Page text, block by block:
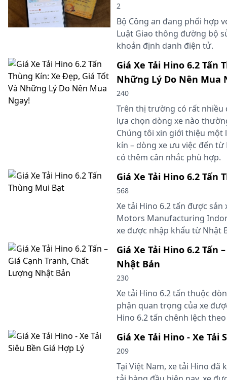
2
Bộ Công an đang phối hợp
Luật Giao thông đường bộ
khoản định danh điện tử.
Giá Xe Tải Hino 6.2 Tấn
Những Lý Do Nên Mua
240
Trên thị trường có rất nhiều
lựa chọn dòng xe nào
Chúng tôi xin giới thiệu một
kín – dòng xe ưu việc đến
có thêm cân nhắc phù hợp.
Giá Xe Tải Hino 6.2 Tấn
568
Xe tải Hino 6.2 tấn được
Motors Manufacturing
xe được nhập khẩu từ Nhật
Giá Xe Tải Hino 6.2 Tấn
Nhật Bản
230
Xe tải Hino 6.2 tấn thuộc
phận quan trọng của xe
Hino 6.2 tấn chênh lệch
Giá Xe Tải Hino - Xe Tải
209
Tại Việt Nam, xe tải Hino